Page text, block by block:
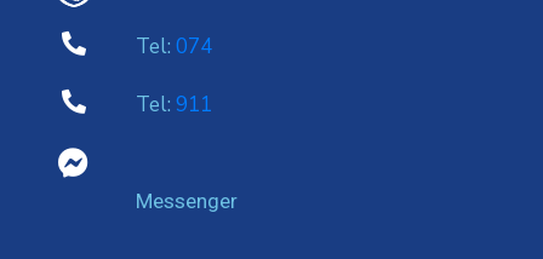
Tel: 074
Tel: 911
Messenger